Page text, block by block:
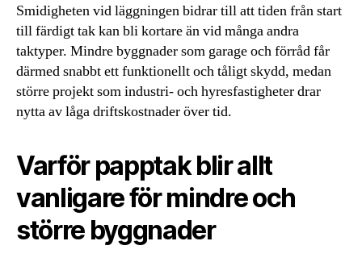
Smidigheten vid läggningen bidrar till att tiden från start
till färdigt tak kan bli kortare än vid många andra
taktyper. Mindre byggnader som garage och förråd får
därmed snabbt ett funktionellt och tåligt skydd, medan
större projekt som industri- och hyresfastigheter drar
nytta av låga driftskostnader över tid.
Varför papptak blir allt
vanligare för mindre och
större byggnader